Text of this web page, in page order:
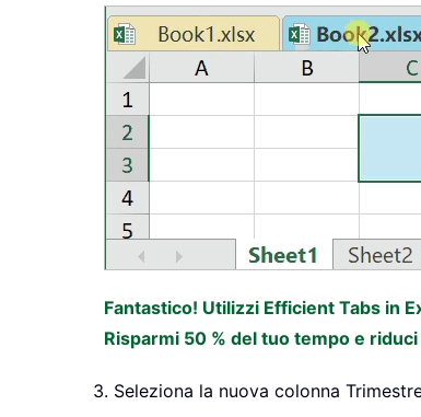
Fantastico! Utilizzi Efficient Tabs in
Risparmi 50 % del tuo tempo e
3. Seleziona la nuova colonna